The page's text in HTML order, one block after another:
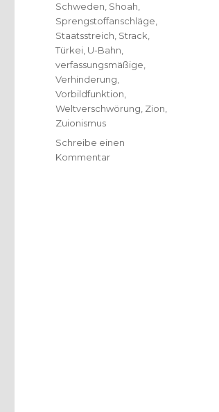
Schweden Shoah
Sprengstoffanschläge
Staatsstreich Strack
Türkei U-Bahn
verfassungsmäßige
Verhinderung
Vorbildfunktion
Weltverschwörung Zion
Zuionismus
Schreibe einen
Kommentarzu